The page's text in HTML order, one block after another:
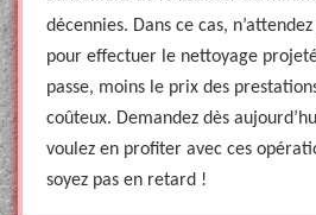
décennies. Dans ce cas,
pour effectuer le nettoyage
passe, moins le prix des
coûteux. Demandez dès
voulez en profiter avec ces
soyez pas en retard !